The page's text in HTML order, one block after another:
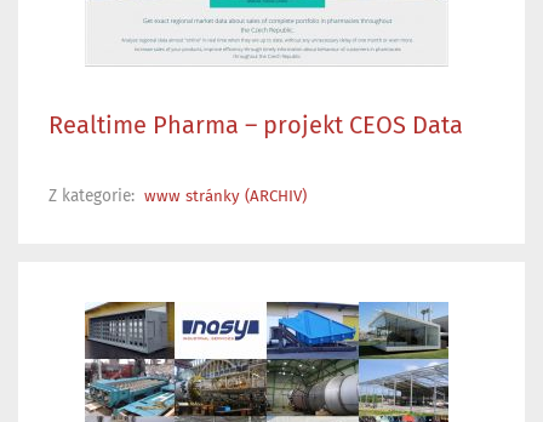
Realtime Pharma – projekt CEOS Data
Z kategorie: www stránky (ARCHIV)